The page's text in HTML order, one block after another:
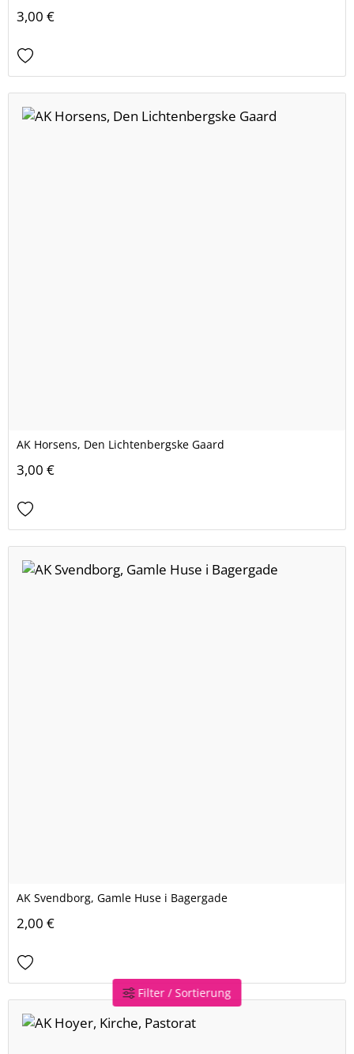
Filter / Sortierung
3,00 €
AK Horsens, Den Lichtenbergske Gaard
3,00 €
AK Svendborg, Gamle Huse i Bagergade
2,00 €